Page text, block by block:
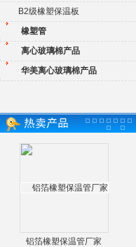
B2级橡塑保温板
橡塑管
离心玻璃棉产品
华美离心玻璃棉产品
铝箔橡塑保温管厂家